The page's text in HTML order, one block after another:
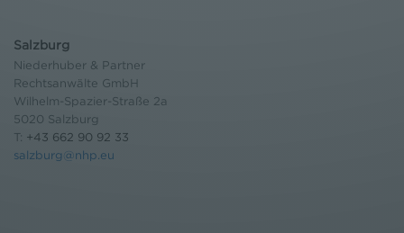
Salzburg
Niederhuber & Partner
Rechtsanwälte GmbH
Wilhelm-Spazier-Straße 2a
5020 Salzburg
T: +43 662 90 92 33
salzburg@nhp.eu